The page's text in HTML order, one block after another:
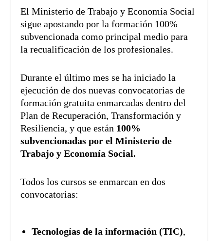
El Ministerio de Trabajo y Economía Social
sigue apostando por la formación 100%
subvencionada como principal medio para
la recualificación de los profesionales.
Durante el último mes se ha iniciado la
ejecución de dos nuevas convocatorias de
formación gratuita enmarcadas dentro del
Plan de Recuperación, Transformación y
Resiliencia, y que están 100%
subvencionadas por el Ministerio de
Trabajo y Economía Social.
Todos los cursos se enmarcan en dos
convocatorias:
Tecnologías de la información (TIC),